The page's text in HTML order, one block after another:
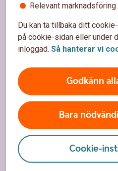
Relevant marknadsföring
Du kan ta tillbaka ditt
på cookie-sidan eller under
inloggad. Så hanterar vi
Godkänn
Bara
Cookie-
Kundservice
Spärrhjälp
Hitta bankkontor
Bli kund
Priser, räntor och kurser
Om oss
Om Hälsinglands Sparbank
Hållbarhet